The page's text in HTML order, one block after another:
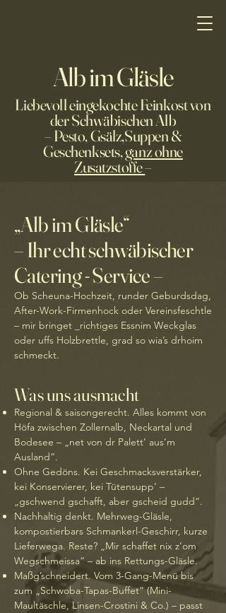
Alb im Gläsle
Liebevoll eingekochte Feinkost von
der Schwäbischen Alb
– Pesto, Gsälz,Suppen &
Geschenksets,ganz ohne
Zusatzstoffe–
„Alb im Gläsle“
– Ihr echt schwäbischer
Catering - Service –
Ob Scheuna-Hochzeit, runder Geburdsdag,
After-Work-Firmen­hock oder Vereins­feschtle
– mir bringet _richtiges Essnim Weckglas
oder uffs Holzbrettle, grad so wia’s drhoim
schmeckt.
Was uns ausmacht
Regional & saisongerecht. Alles kommt von
Höfa zwischen Zollernalb, Neckartal und
Bodesee – „net von dr Palett’ aus’m
Ausland“.
Ohne Gedöns. Kei Geschmacks­verstärker,
kei Konservierer, kei Tütensupp’ –
„gschwend gschafft, aber gscheid gudd“.
Nachhaltig denkt. Mehrweg-Gläsle,
kompostierbars Schmankerl-Geschirr, kurze
Liefer­wega. Reste? „Mir schaffet nix z’om
Wegschmeissa“ – ab ins Rettungs-Gläsle.
Maßg’schneidert. Vom 3-Gang-Menü bis
zum „Schwoba-Tapas-Buffet“ (Mini-
Maultäschle, Linsen-Crostini & Co.) – passt